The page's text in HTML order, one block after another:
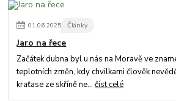
01.06.2025 Články
Jaro na řece
Začátek dubna byl u nás na Moravě ve
teplotních změn, kdy chvilkami člověk
kraťase ze skříně ne...číst celé